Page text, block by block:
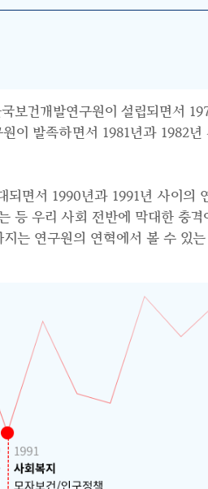
보건개발연구원이 설립되면서
이 발족하면서 1981년과 1982
되면서 1990년과 1991년 사이의
등 우리 사회 전반에 막대한 충
는 연구원의 연혁에서 볼 수 있